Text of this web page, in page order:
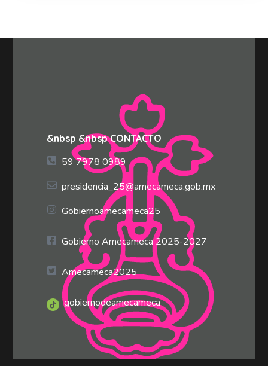
&nbsp &nbsp CONTACTO
59 7978 0989
presidencia_25@amecameca.gob.mx
Gobiernoamecameca25
Gobierno Amecameca 2025-2027
Amecameca2025
gobiernodeamecameca